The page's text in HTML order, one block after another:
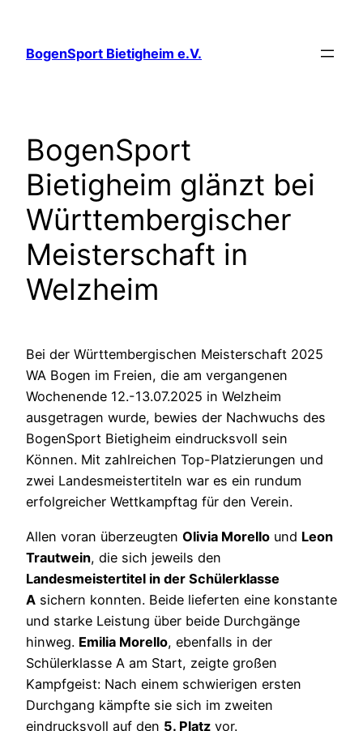
springen
BogenSport Bietigheim e.V.
BogenSport
Bietigheim glänzt bei
Württembergischer
Meisterschaft in
Welzheim
Bei der Württembergischen Meisterschaft 2025
WA Bogen im Freien, die am vergangenen
Wochenende 12.-13.07.2025 in Welzheim
ausgetragen wurde, bewies der Nachwuchs des
BogenSport Bietigheim eindrucksvoll sein
Können. Mit zahlreichen Top-Platzierungen und
zwei Landesmeistertiteln war es ein rundum
erfolgreicher Wettkampftag für den Verein.
Allen voran überzeugten Olivia Morello und Leon
Trautwein, die sich jeweils den
Landesmeistertitel in der Schülerklasse
A sichern konnten. Beide lieferten eine konstante
und starke Leistung über beide Durchgänge
hinweg. Emilia Morello, ebenfalls in der
Schülerklasse A am Start, zeigte großen
Kampfgeist: Nach einem schwierigen ersten
Durchgang kämpfte sie sich im zweiten
eindrucksvoll auf den 5. Platz vor.